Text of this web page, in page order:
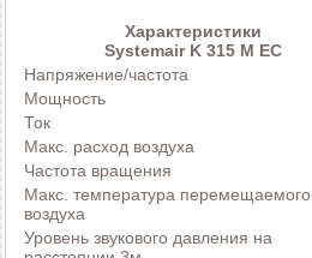
Характеристики
Systemair K 315 M EC
Напряжение/частота
Мощность
Ток
Макс. расход воздуха
Частота вращения
Макс. температура перемещаемого
воздуха
Уровень звукового давления на